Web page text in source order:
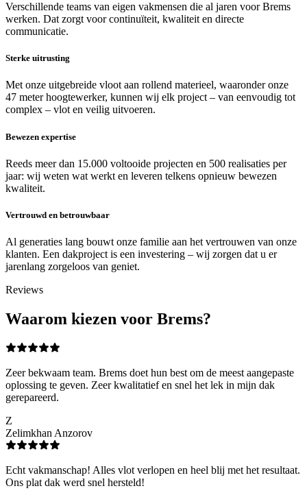
Verschillende teams van eigen vakmensen die al jaren voor Brems
werken. Dat zorgt voor continuïteit, kwaliteit en directe
communicatie.
Sterke uitrusting
Met onze uitgebreide vloot aan rollend materieel, waaronder onze
47 meter hoogtewerker, kunnen wij elk project – van eenvoudig tot
complex – vlot en veilig uitvoeren.
Bewezen expertise
Reeds meer dan 15.000 voltooide projecten en 500 realisaties per
jaar: wij weten wat werkt en leveren telkens opnieuw bewezen
kwaliteit.
Vertrouwd en betrouwbaar
Al generaties lang bouwt onze familie aan het vertrouwen van onze
klanten. Een dakproject is een investering – wij zorgen dat u er
jarenlang zorgeloos van geniet.
Reviews
Waarom kiezen voor Brems?
Zeer bekwaam team. Brems doet hun best om de meest aangepaste
oplossing te geven. Zeer kwalitatief en snel het lek in mijn dak
gerepareerd.
Z
Zelimkhan Anzorov
Echt vakmanschap! Alles vlot verlopen en heel blij met het resultaat.
Ons plat dak werd snel hersteld!